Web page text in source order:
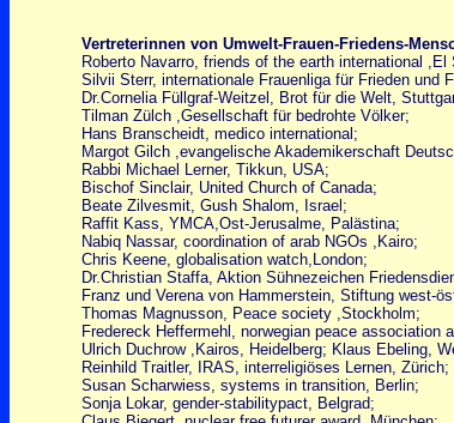
Vertreterinnen von Umwelt-Frauen-Friedens-
Roberto Navarro, friends of the earth international ,El
Silvii Sterr, internationale Frauenliga für Frieden und
Dr.Cornelia Füllgraf-Weitzel, Brot für die Welt,
Tilman Zülch ,Gesellschaft für bedrohte Völker;
Hans Branscheidt, medico international;
Margot Gilch ,evangelische Akademikerschaft
Rabbi Michael Lerner, Tikkun, USA;
Bischof Sinclair, United Church of Canada;
Beate Zilvesmit, Gush Shalom, Israel;
Raffit Kass, YMCA,Ost-Jerusalme, Palästina;
Nabiq Nassar, coordination of arab NGOs ,Kairo;
Chris Keene, globalisation watch,London;
Dr.Christian Staffa, Aktion Sühnezeichen
Franz und Verena von Hammerstein, Stiftung west-
Thomas Magnusson, Peace society ,Stockholm;
Fredereck Heffermehl, norwegian peace association
Ulrich Duchrow ,Kairos, Heidelberg; Klaus Ebeling,
Reinhild Traitler, IRAS, interreligiöses Lernen, Zürich;
Susan Scharwiess, systems in transition, Berlin;
Sonja Lokar, gender-stabilitypact, Belgrad;